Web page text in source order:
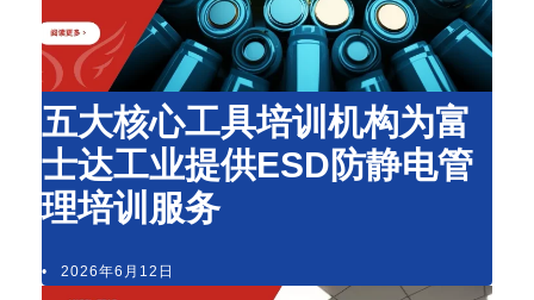
五大核心工具培训机构为富
士达工业提供ESD防静电管
理培训服务
• 2026年6月12日